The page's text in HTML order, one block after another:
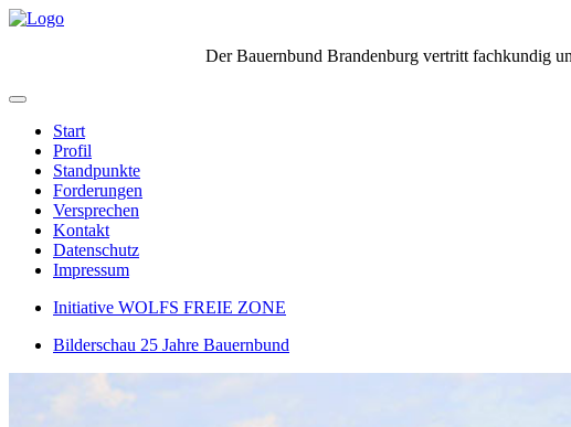
Der Bauernbund Brandenburg vertritt fachkundig
Start
Profil
Standpunkte
Forderungen
Versprechen
Kontakt
Datenschutz
Impressum
Initiative WOLFS FREIE ZONE
Bilderschau 25 Jahre Bauernbund